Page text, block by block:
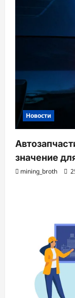
Новости
значение
mining_broth